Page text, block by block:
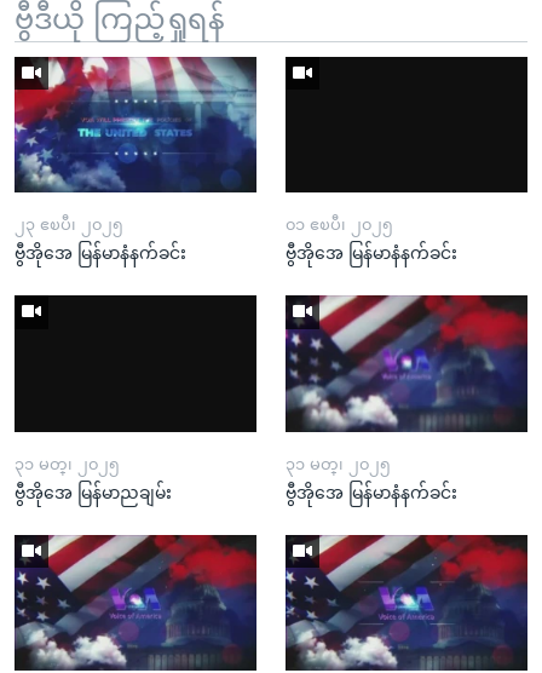
ဗွီဒီယို ကြည့်ရှုရန်
၂၃ ဧၿပီ၊ ၂၀၂၅
ဗွီအိုအေ မြန်မာနံနက်ခင်း
၀၁ ဧၿပီ၊ ၂၀၂၅
ဗွီအိုအေ မြန်မာနံနက်ခင်း
၃၁ မတ္၊ ၂၀၂၅
ဗွီအိုအေ မြန်မာညချမ်း
၃၁ မတ္၊ ၂၀၂၅
ဗွီအိုအေ မြန်မာနံနက်ခင်း